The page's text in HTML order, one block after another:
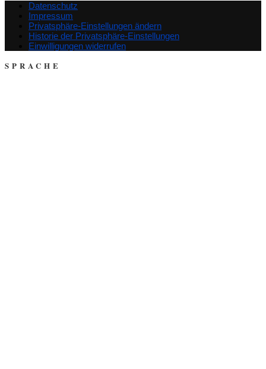
Datenschutz
Impressum
Privatsphäre-Einstellungen ändern
Historie der Privatsphäre-Einstellungen
Einwilligungen widerrufen
SPRACHE